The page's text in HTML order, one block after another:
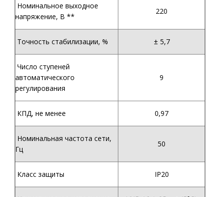
Номинальное выходное
напряжение, В **
220
Точность стабилизации, % ± 5,7
Число ступеней
автоматического
регулирования
9
КПД, не менее 0,97
Номинальная частота сети,
Гц
50
Класс защиты IP20